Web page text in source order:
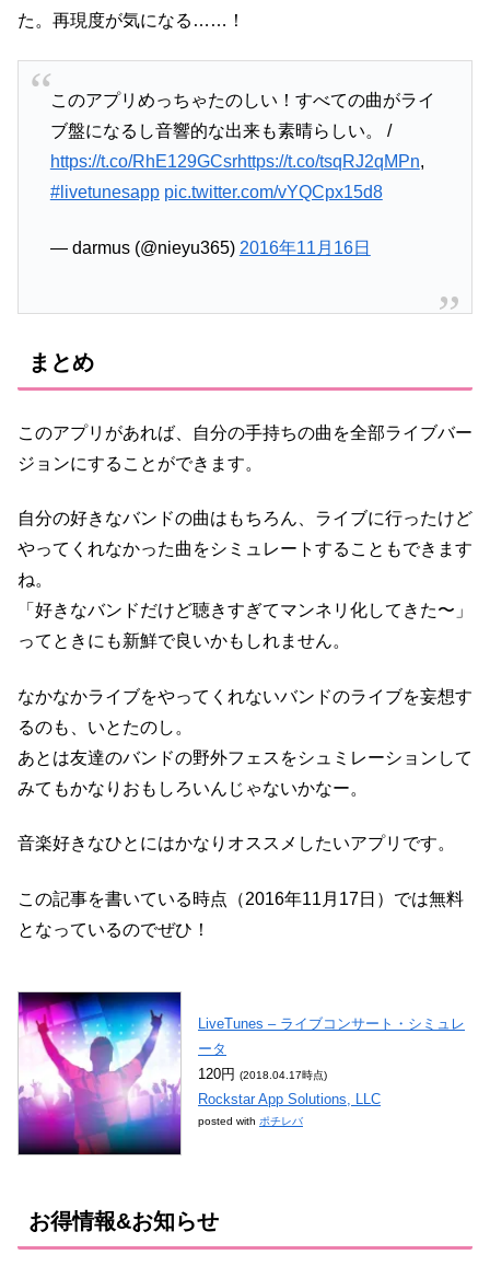
た。再現度が気になる……！
このアプリめっちゃたのしい！すべての曲がライ
ブ盤になるし音響的な出来も素晴らしい。 /
https://t.co/RhE129GCsrhttps://t.co/tsqRJ2qMPn,
#livetunesapp pic.twitter.com/vYQCpx15d8
— darmus (@nieyu365) 2016年11月16日
まとめ
このアプリがあれば、自分の手持ちの曲を全部ライブバー
ジョンにすることができます。
自分の好きなバンドの曲はもちろん、ライブに行ったけど
やってくれなかった曲をシミュレートすることもできます
ね。
「好きなバンドだけど聴きすぎてマンネリ化してきた〜」
ってときにも新鮮で良いかもしれません。
なかなかライブをやってくれないバンドのライブを妄想す
るのも、いとたのし。
あとは友達のバンドの野外フェスをシュミレーションして
みてもかなりおもしろいんじゃないかなー。
音楽好きなひとにはかなりオススメしたいアプリです。
この記事を書いている時点（2016年11月17日）では無料
となっているのでぜひ！
LiveTunes – ライブコンサート・シミュレ
ータ
120円 (2018.04.17時点)
Rockstar App Solutions, LLC
posted with ポチレバ
お得情報&お知らせ